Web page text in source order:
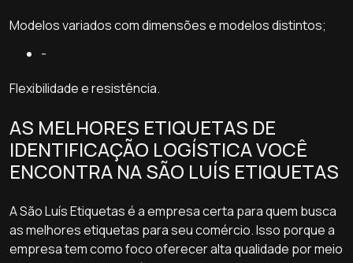
Modelos variados com dimensões e modelos distintos;
-
Flexibilidade e resistência.
AS MELHORES ETIQUETAS DE
IDENTIFICAÇÃO LOGÍSTICA VOCÊ
ENCONTRA NA SÃO LUÍS ETIQUETAS
A São Luís Etiquetas é a empresa certa para quem busca
as melhores etiquetas para seu comércio. Isso porque a
empresa tem como foco oferecer alta qualidade por meio